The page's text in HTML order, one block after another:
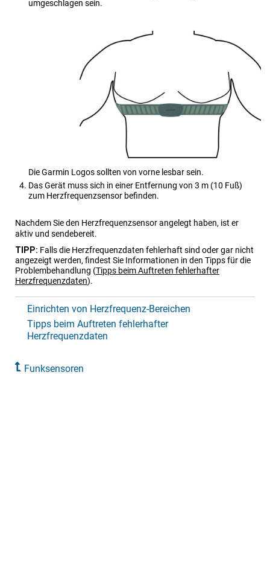
umgeschlagen sein.
Die Garmin Logos sollten von vorne lesbar sein.
Das Gerät muss sich in einer Entfernung von 3 m (10 Fuß)
zum Herzfrequenzsensor befinden.
Nachdem Sie den Herzfrequenzsensor angelegt haben, ist er
aktiv und sendebereit.
TIPP: Falls die Herzfrequenzdaten fehlerhaft sind oder gar nicht
angezeigt werden, findest Sie Informationen in den Tipps für die
Problembehandlung (Tipps beim Auftreten fehlerhafter
Herzfrequenzdaten).
Einrichten von Herzfrequenz-Bereichen
Tipps beim Auftreten fehlerhafter
Herzfrequenzdaten
Funksensoren